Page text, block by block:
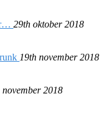
29th oktober 2018
19th november 2018
november 2018